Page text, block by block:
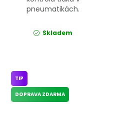
pneumatikách.
Skladem
TIP
DOPRAVA ZDARMA